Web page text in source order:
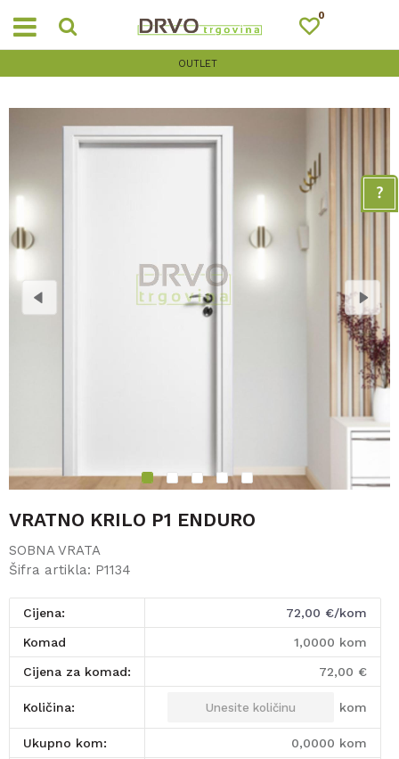
0
OUTLET
1 2 3 4 5
VRATNO KRILO P1 ENDURO
SOBNA VRATA
Šifra artikla: P1134
Cijena: 72,00 €/kom
komad 1,0000 kom
Cijena za komad: 72,00 €
Količina: kom
Ukupno kom: 0,0000 kom